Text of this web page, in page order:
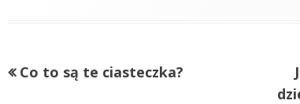
Nawigacja
Poprzedni
Co to są te ciasteczka?